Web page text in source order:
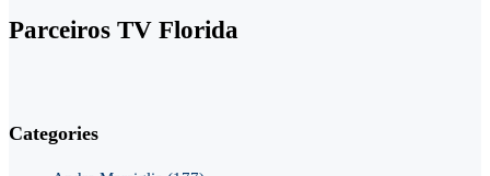
Parceiros TV Florida
Categories